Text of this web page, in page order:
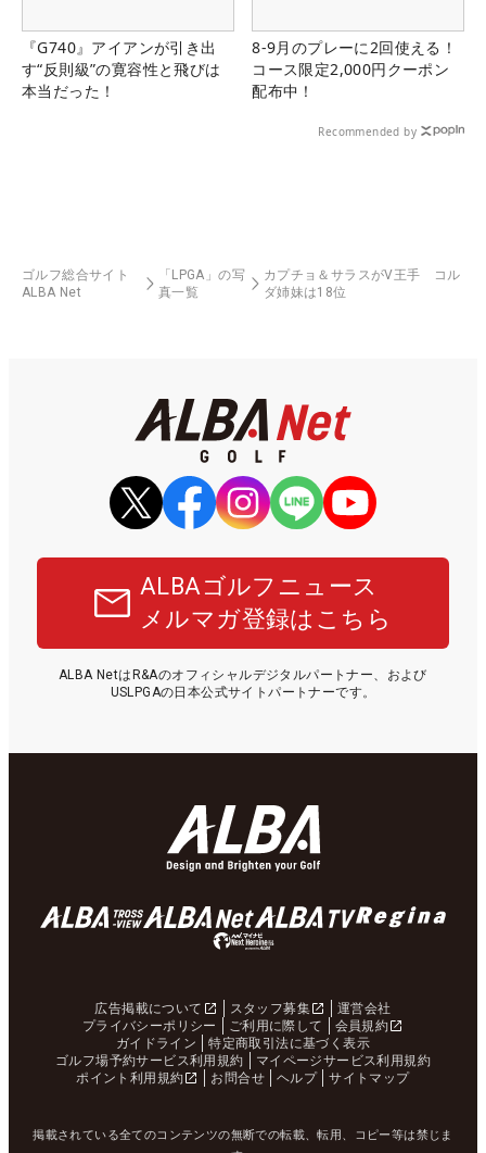
『G740』アイアンが引き出
す“反則級”の寛容性と飛びは
本当だった！
8-9月のプレーに2回使える！
コース限定2,000円クーポン
配布中！
Recommended by
ゴルフ総合サイト
ALBA Net
「LPGA」の写
真一覧
カプチョ＆サラスがV王手 コル
ダ姉妹は18位
ALBAゴルフニュース
メルマガ登録はこちら
ALBA NetはR&Aのオフィシャルデジタルパートナー、および
USLPGAの日本公式サイトパートナーです。
広告掲載について スタッフ募集
運営会社
プライバシーポリシー
ご利用に際して
会員規約
ガイドライン
特定商取引法に基づく表示
ゴルフ場予約サービス利用規約
マイページサービス利用規約
ポイント利用規約
お問合せ ヘルプ サイトマップ
掲載されている全てのコンテンツの無断での転載、転用、コピー等は禁じま